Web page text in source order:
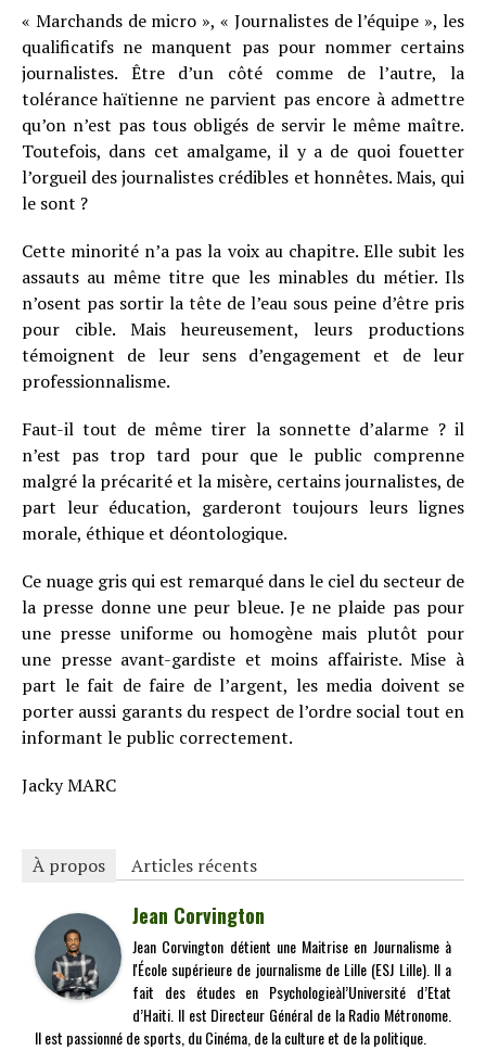
« Marchands de micro », « Journalistes de l’équipe », les
qualificatifs ne manquent pas pour nommer certains
journalistes. Être d’un côté comme de l’autre, la
tolérance haïtienne ne parvient pas encore à admettre
qu’on n’est pas tous obligés de servir le même maître.
Toutefois, dans cet amalgame, il y a de quoi fouetter
l’orgueil des journalistes crédibles et honnêtes. Mais, qui
le sont ?
Cette minorité n’a pas la voix au chapitre. Elle subit les
assauts au même titre que les minables du métier. Ils
n’osent pas sortir la tête de l’eau sous peine d’être pris
pour cible. Mais heureusement, leurs productions
témoignent de leur sens d’engagement et de leur
professionnalisme.
Faut-il tout de même tirer la sonnette d’alarme ? il
n’est pas trop tard pour que le public comprenne
malgré la précarité et la misère, certains journalistes, de
part leur éducation, garderont toujours leurs lignes
morale, éthique et déontologique.
Ce nuage gris qui est remarqué dans le ciel du secteur de
la presse donne une peur bleue. Je ne plaide pas pour
une presse uniforme ou homogène mais plutôt pour
une presse avant-gardiste et moins affairiste. Mise à
part le fait de faire de l’argent, les media doivent se
porter aussi garants du respect de l’ordre social tout en
informant le public correctement.
Jacky MARC
À propos Articles récents
Jean Corvington
Jean Corvington détient une Maitrise en Journalisme à
l'École supérieure de journalisme de Lille (ESJ Lille). Il a
fait des études en Psychologieàl’Université d’Etat
d’Haiti. Il est Directeur Général de la Radio Métronome.
Il est passionné de sports, du Cinéma, de la culture et de la politique.